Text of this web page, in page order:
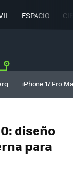
ESPACIO
iPhone 17 Pro
diseño
para